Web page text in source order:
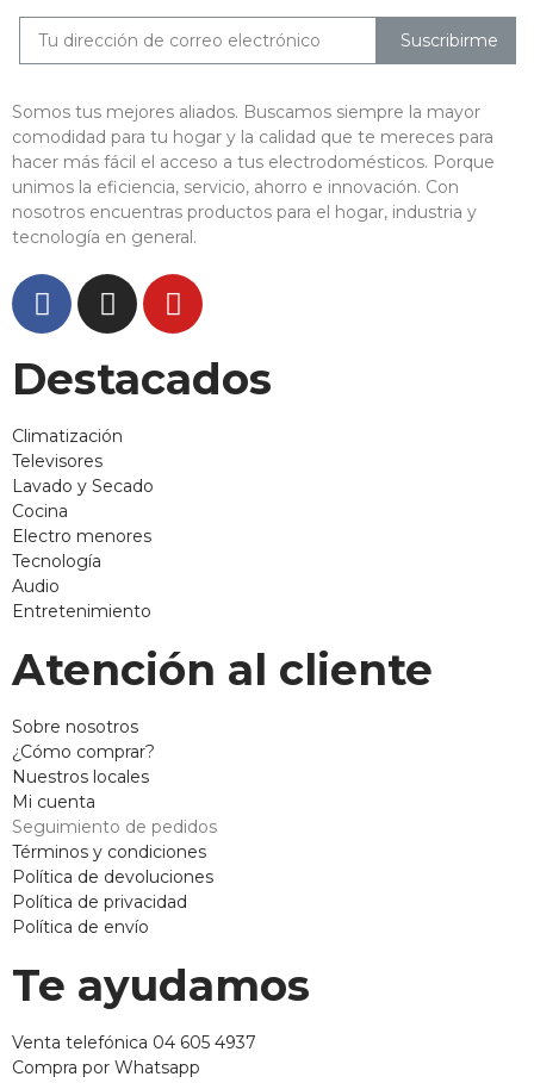
Suscribirme
Somos tus mejores aliados. Buscamos siempre la mayor
comodidad para tu hogar y la calidad que te mereces para
hacer más fácil el acceso a tus electrodomésticos. Porque
unimos la eficiencia, servicio, ahorro e innovación. Con
nosotros encuentras productos para el hogar, industria y
tecnología en general.
Destacados
Climatización
Televisores
Lavado y Secado
Cocina
Electro menores
Tecnología
Audio
Entretenimiento
Atención al cliente
Sobre nosotros
¿Cómo comprar?
Nuestros locales
Mi cuenta
Seguimiento de pedidos
Términos y condiciones
Política de devoluciones
Política de privacidad
Política de envío
Te ayudamos
Venta telefónica 04 605 4937
Compra por Whatsapp